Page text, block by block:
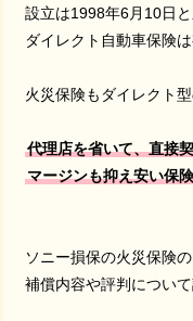
設立は1998年6月10日
ダイレクト自動車保険は
火災保険もダイレクト
代理店を省いて、直接
マージンも抑え安い保
ソニー損保の火災保険の
補償内容や評判について